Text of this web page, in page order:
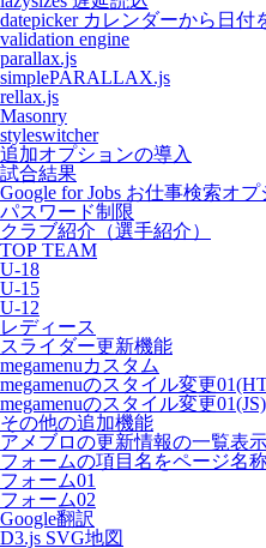
datepicker カレンダーから日付
validation engine
parallax.js
simplePARALLAX.js
rellax.js
Masonry
styleswitcher
追加オプションの導入
試合結果
Google for Jobs お仕事検索オ
パスワード制限
クラブ紹介（選手紹介）
TOP TEAM
U-18
U-15
U-12
レディース
スライダー更新機能
megamenuカスタム
megamenuのスタイル変更
megamenuのスタイル変更01(JS)
その他の追加機能
アメブロの更新情報の一覧表
フォームの項目名をページ名
フォーム01
フォーム02
Google翻訳
D3.js SVG地図